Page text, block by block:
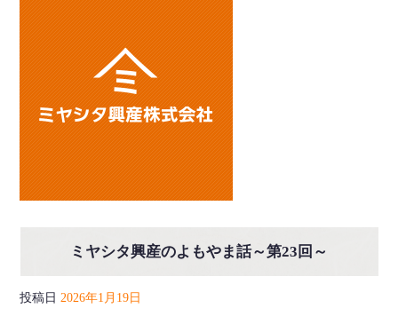
ミヤシタ興産のよもやま話～第23回～
投稿日 2026年1月19日